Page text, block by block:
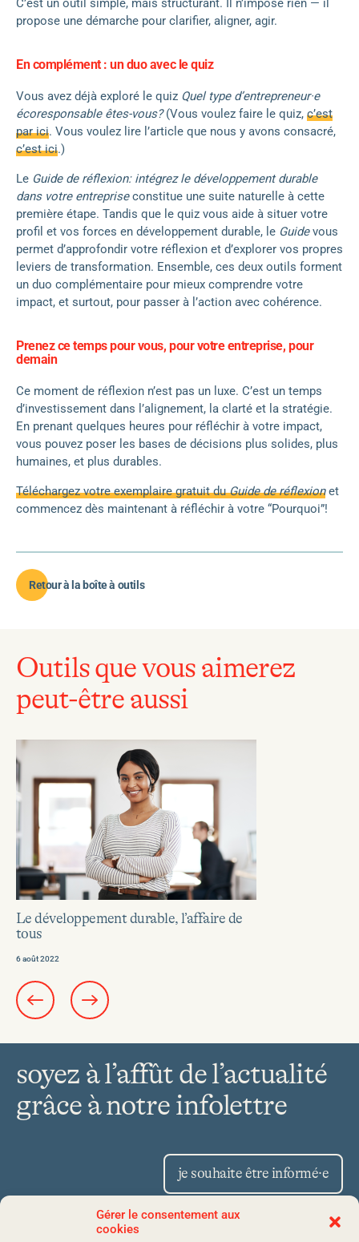
Gérer le consentement aux
cookies
C’est un outil simple, mais structurant. Il n’impose rien — il
propose une démarche pour clarifier, aligner, agir.
En complément : un duo avec le quiz
Vous avez déjà exploré le quiz Quel type d’entrepreneur·e
écoresponsable êtes-vous?(Vous voulez faire le quiz, c’est
par ici. Vous voulez lire l’article que nous y avons consacré,
c’est ici.)
Le Guide de réflexion: intégrez le développement durable
dans votre entrepriseconstitue une suite naturelle à cette
première étape. Tandis que le quiz vous aide à situer votre
profil et vos forces en développement durable, le Guidevous
permet d’approfondir votre réflexion et d’explorer vos propres
leviers de transformation. Ensemble, ces deux outils forment
un duo complémentaire pour mieux comprendre votre
impact, et surtout, pour passer à l’action avec cohérence.
Prenez ce temps pour vous, pour votre entreprise, pour
demain
Ce moment de réflexion n’est pas un luxe. C’est un temps
d’investissement dans l’alignement, la clarté et la stratégie.
En prenant quelques heures pour réfléchir à votre impact,
vous pouvez poser les bases de décisions plus solides, plus
humaines, et plus durables.
Téléchargez votre exemplaire gratuit duGuide de réflexionet
commencez dès maintenant à réfléchir à votre “Pourquoi”!
Retour à la boîte à outils
Outils que vous aimerez
peut-être aussi
savoir
plus
sur
développement
durable,
l’affaire
tous
Le développement durable, l’affaire de
tous
6 août 2022
soyez à l’affût de l’actualité
grâce à notre infolettre
je souhaite être informé·e